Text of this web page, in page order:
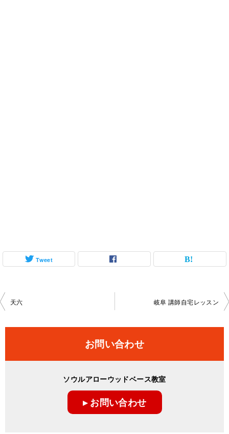
Tweet
投
ビ
天六 岐阜 講師自宅レッスン
お問い合わせ
ソウルアローウッドベース教室
▸ お問い合わせ